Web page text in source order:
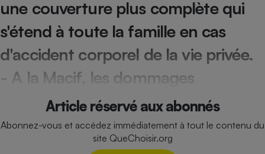
une couverture plus complète qui
s'étend à toute la famille en cas
d'accident corporel de la vie privée.
- A la Macif, les dommages
Article réservé aux abonnés
Abonnez-vous et accédez immédiatement à tout le contenu du
site QueChoisir.org
Robot ménager